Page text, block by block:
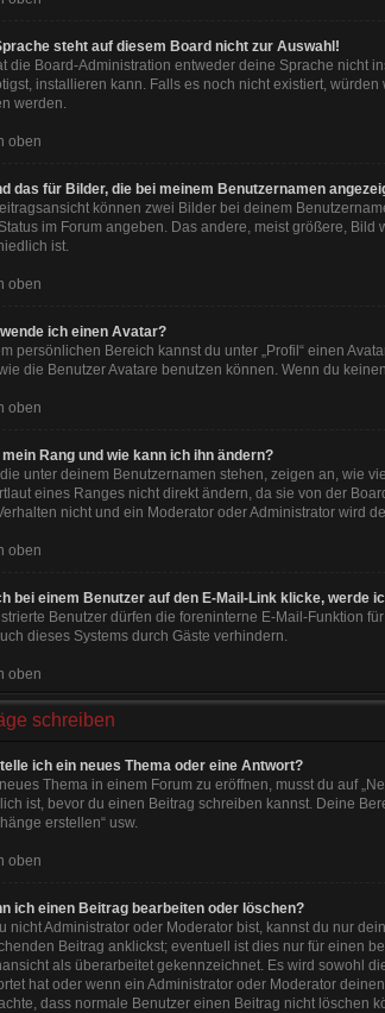
steht auf diesem Board nicht zur Auswahl!
die Board-Administration entweder deine Sprache nicht
installieren kann. Falls es noch nicht existiert,
werden.
oben
das für Bilder, die bei meinem Benutzernamen
können zwei Bilder bei deinem
im Forum angeben. Das andere, meist größere,
ist.
oben
ich einen Avatar?
persönlichen Bereich kannst du unter „Profil“ einen
die Benutzer Avatare benutzen können. Wenn du
oben
Rang und wie kann ich ihn ändern?
unter deinem Benutzernamen stehen, zeigen an, wie
eines Ranges nicht direkt ändern, da sie von der
nicht und ein Moderator oder Administrator wird
oben
bei einem Benutzer auf den E-Mail-Link klicke, werde
Benutzer dürfen die foreninterne E-Mail-Funktion
dieses Systems durch Gäste verhindern.
oben
schreiben
ich ein neues Thema oder eine Antwort?
Thema in einem Forum zu eröffnen, musst du auf
ist, bevor du einen Beitrag schreiben kannst. Deine
erstellen“ usw.
oben
ich einen Beitrag bearbeiten oder löschen?
nicht Administrator oder Moderator bist, kannst du nur
Beitrag anklickst; eventuell ist dies nur für einen
als überarbeitet gekennzeichnet. Es wird sowohl
hat oder wenn ein Administrator oder Moderator
dass normale Benutzer einen Beitrag nicht löschen